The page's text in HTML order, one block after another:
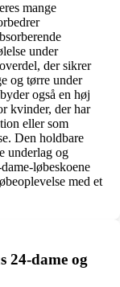
mange
under
der sikrer
og tørre under
også en høj
kvinder, der har
eller som
Den holdbare
underlag og
løbeskoene
med et
24-dame og